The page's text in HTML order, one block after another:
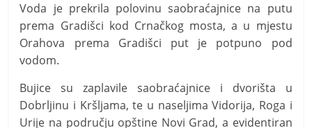
Voda je prekrila polovinu saobraćajnice na putu
prema Gradišci kod Crnačkog mosta, a u mjestu
Orahova prema Gradišci put je potpuno pod
vodom.
Bujice su zaplavile saobraćajnice i dvorišta u
Dobrljinu i Kršljama, te u naseljima Vidorija, Roga i
Urije na području opštine Novi Grad, a evidentiran